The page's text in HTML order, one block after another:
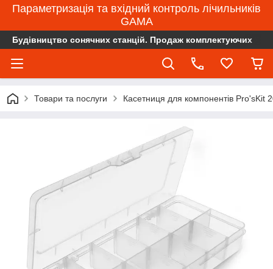
Параметризація та вхідний контроль лічильників
GAMA
Будівництво сонячних станцій. Продаж комплектуючих
Товари та послуги Касетниця для компонентів Pro'sKit